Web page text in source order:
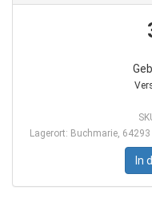
Lagerort: Buchmarie,
In